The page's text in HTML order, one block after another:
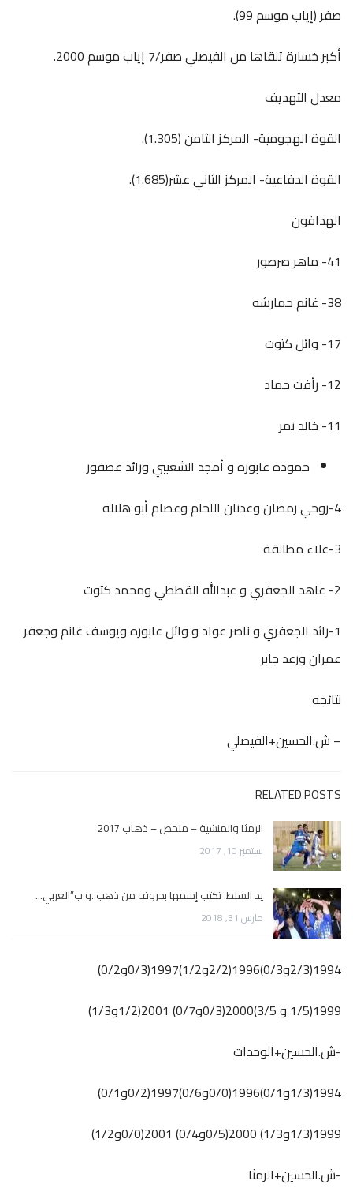
صفر (إياب موسم 99).
أكبر خسارة تلقاها من الفيصلي صفر/7 إياب موسم 2000.
معدل التهديف
القوة الهجومية- المركز الثامن (1.305).
القوة الدفاعية- المركز الثاني عشر(1.685).
الهدافون
41- ماهر صرصور
38- غانم حمارشه
17- وائل كتوت
12- رأفت حماد
11- خالد نمر
حموده عابوره و أمجد الشعيبي ورائد عصفور
4-روحي رمضان وعدنان اللحام وعصام أبو هلاله
3-علاء مطالقة
2- عاهد الجعفري و عبدالله القططي ومحمد كتوت
1-رائد الجعفري و ناصر عواد و وائل عابوره ويوسف غانم وجعفر
عمران ورعد جابر
نتائجه
– ش.الحسين+الفيصلي
RELATED POSTS
الرمثا والمنشية – ملخص – ذهاب 2017
سبتمبر 10, 2017
يد السلط تكتب إسمها بحروف من ذهب..و ب”العربي…
مارس 31, 2018
1994(2/3و0/3)1996(2/2و1/2)1997(0/3و0/2)
1999(1/5 و 3/5)2000(0/3و0/7) 2001(1/2و1/3)
-ش.الحسين+الوحدات
1994(1/3و0/1)1996(0/0و0/6)1997(0/2و0/1)
1999(1/3و1/3) 2000(0/5و0/4) 2001(0/0و1/2)
-ش.الحسين+الرمثا